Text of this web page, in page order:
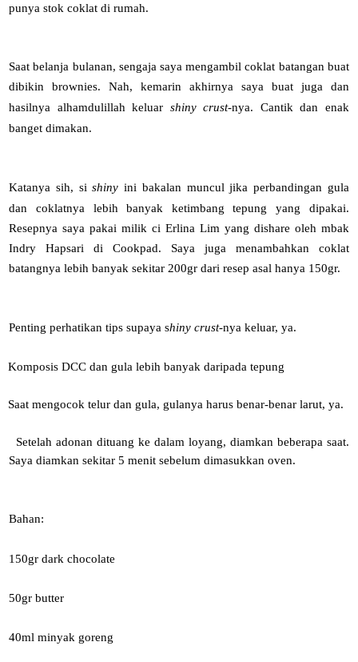
punya stok coklat di rumah.
Saat belanja bulanan, sengaja saya mengambil coklat batangan buat
dibikin brownies. Nah, kemarin akhirnya saya buat juga dan
hasilnya alhamdulillah keluar shiny crust-nya. Cantik dan enak
banget dimakan.
Katanya sih, sishinyini bakalan muncul jika perbandingan gula
dan coklatnya lebih banyak ketimbang tepung yang dipakai.
Resepnya saya pakai milik ci Erlina Lim yang dishare oleh mbak
Indry Hapsari di Cookpad. Saya juga menambahkan coklat
batangnya lebih banyak sekitar 200gr dari resep asal hanya 150gr.
Penting perhatikan tips supaya shiny crust-nya keluar, ya.
Komposis DCC dan gula lebih banyak daripada tepung
Saat mengocok telur dan gula, gulanya harus benar-benar larut, ya.
Setelah adonan dituang ke dalam loyang, diamkan beberapa saat.
Saya diamkan sekitar 5 menit sebelum dimasukkan oven.
Bahan:
150gr dark chocolate
50gr butter
40ml minyak goreng